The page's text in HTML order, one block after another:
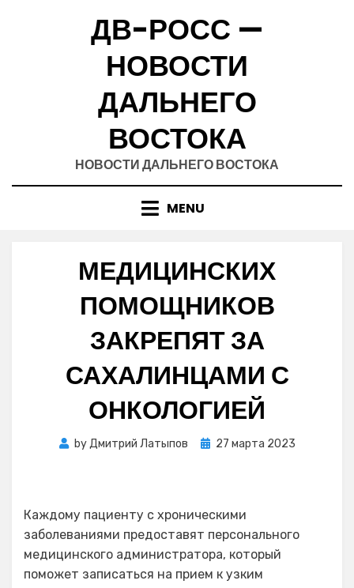
ДВ-РОСС —
НОВОСТИ
ДАЛЬНЕГО
ВОСТОКА
НОВОСТИ ДАЛЬНЕГО ВОСТОКА
MENU
МЕДИЦИНСКИХ
ПОМОЩНИКОВ
ЗАКРЕПЯТ ЗА
САХАЛИНЦАМИ С
ОНКОЛОГИЕЙ
byДмитрий Латыпов
Posted
27 марта 2023
Каждому пациенту с хроническими
заболеваниями предоставят персонального
медицинского администратора, который
поможет записаться на прием к узким